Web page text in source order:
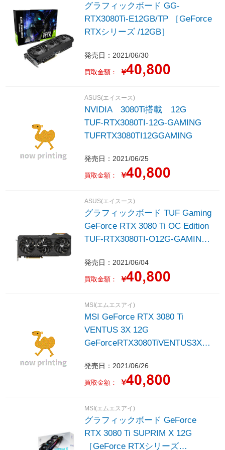
グラフィックボード GG-
RTX3080Ti-E12GB/TP ［GeForce
RTXシリーズ /12GB］
発売日：2021/06/30
買取金額： ￥
ASUS(エイスース)
NVIDIA 3080Ti搭載 12G
TUF-RTX3080TI-12G-GAMING
TUFRTX3080TI12GGAMING
発売日：2021/06/25
買取金額： ￥
ASUS(エイスース)
グラフィックボード TUF Gaming
GeForce RTX 3080 Ti OC Edition
TUF-RTX3080TI-O12G-GAMING
/12GB］
発売日：2021/06/04
買取金額： ￥
MSI(エムエスアイ)
MSI GeForce RTX 3080 Ti
VENTUS 3X 12G
GeForceRTX3080TiVENTUS3X12
発売日：2021/06/26
買取金額： ￥
MSI(エムエスアイ)
グラフィックボード GeForce
RTX 3080 Ti SUPRIM X 12G
［GeForce RTXシリーズ